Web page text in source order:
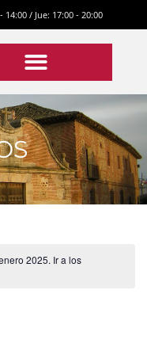
14:00 / Jue: 17:00 - 20:00
2025. Ir a los